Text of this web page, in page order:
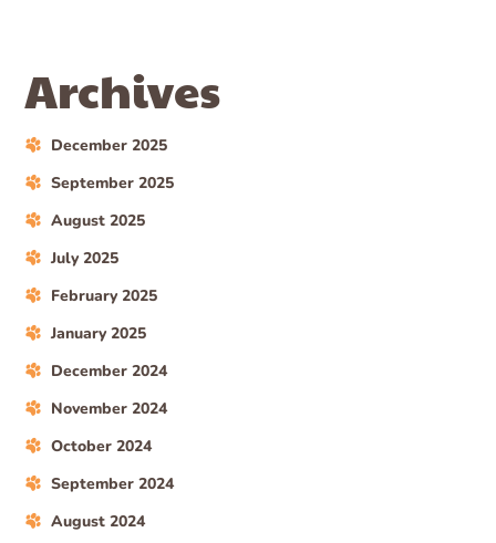
Archives
December 2025
September 2025
August 2025
July 2025
February 2025
January 2025
December 2024
November 2024
October 2024
September 2024
August 2024